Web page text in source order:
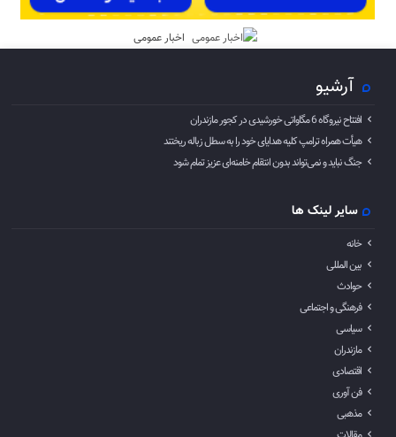
اخبار عمومی
آرشیو
افتتاح نیروگاه 6 مگاواتی خورشیدی در کجور مازندران
هیأت همراه ترامپ کلیه هدایای خود را به سطل زباله ریختند
جنگ نباید و نمی‌تواند بدون انتقام خامنه‌ای عزیز تمام شود
سایر لینک ها
خانه
بین المللی
حوادث
فرهنگی و اجتماعی
سیاسی
مازندران
اقتصادی
فن آوری
مذهبی